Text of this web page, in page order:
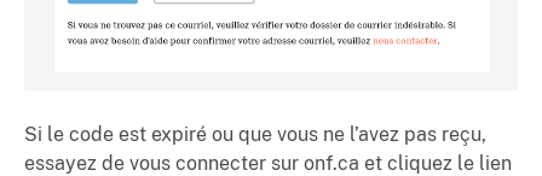
Si le code est expiré ou que vous ne l’avez pas reçu,
essayez de vous connecter sur onf.ca et cliquez le lien